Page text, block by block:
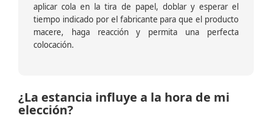
aplicar cola en la tira de papel, doblar y esperar el
tiempo indicado por el fabricante para que el producto
macere, haga reacción y permita una perfecta
colocación.
¿La estancia influye a la hora de mi
elección?